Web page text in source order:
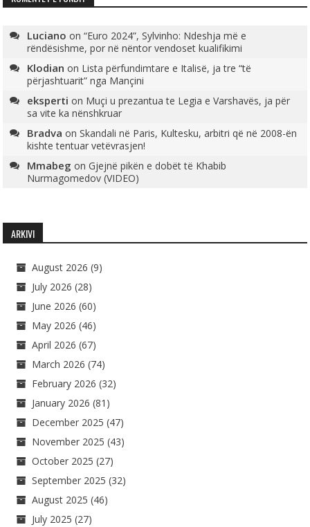
Luciano on“Euro 2024”, Sylvinho: Ndeshja më e
rëndësishme, por në nëntor vendoset kualifikimi
Klodian on Lista përfundimtare e Italisë, ja tre “të
përjashtuarit” nga Mançini
eksperti on Muçi u prezantua te Legia e Varshavës, ja për
sa vite ka nënshkruar
Bradva onSkandali në Paris, Kultesku, arbitri që në 2008-ën
kishte tentuar vetëvrasjen!
Mmabeg onGjejnë pikën e dobët të Khabib
Nurmagomedov (VIDEO)
ARKIVI
August 2026 (9)
July 2026 (28)
June 2026 (60)
May 2026 (46)
April 2026 (67)
March 2026 (74)
February 2026 (32)
January 2026 (81)
December 2025 (47)
November 2025 (43)
October 2025 (27)
September 2025 (32)
August 2025 (46)
July 2025 (27)